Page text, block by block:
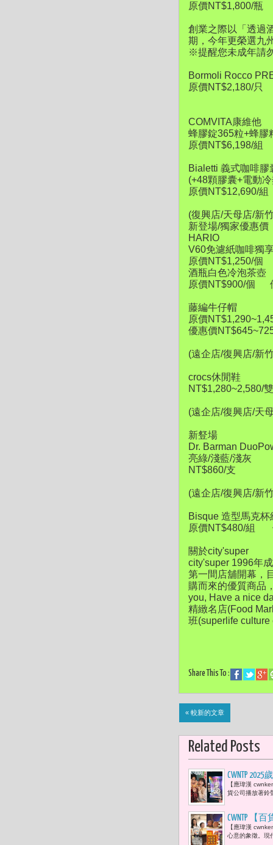
原價NT$1,800/瓶
創業之際以「透過
期，今年更榮選九
※提醒您未成年請
Bormoli Rocco
原價NT$2,180/只
COMVITA康維他
蜂膠錠365粒+蜂
原價NT$6,198/組
Bialetti 義式咖啡膠
(+48顆膠囊+電動
原價NT$12,690/
(復興店/天母店/新
新登場/獨家優惠價
HARIO
V60免濾紙咖啡獨
原價NT$1,250/個
酒瓶白色冷泡茶壺
原價NT$900/個
藤編牛仔帽
原價
優惠價
(遠企店/復興店/新
crocs休閒鞋
NT$1,280~2,580/
(遠企店/復興店/天
新豋場
Dr. Barman
亮綠/淺藍/淺灰
NT$860/支
(遠企店/復興店/新
Bisque 造型馬克
原價NT$480/組
關於city'super
city'super 1996年
第一間店舖開幕，
購而來的優質商品
you, Have a nice
精緻名店(Food
班(superlife culture
Share This To :
« 較新的文章
Related Posts
CWNTP
幽默 肯德
【應瑋漢
貨公司播放著鈴
CWNTP 【
盒、老爺
【應瑋漢
心意的象徵。現